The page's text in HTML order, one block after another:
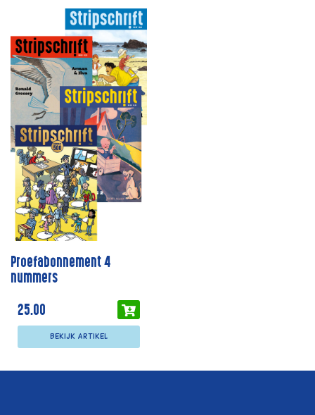
Proefabonnement 4
nummers
25.00
Bekijk artikel